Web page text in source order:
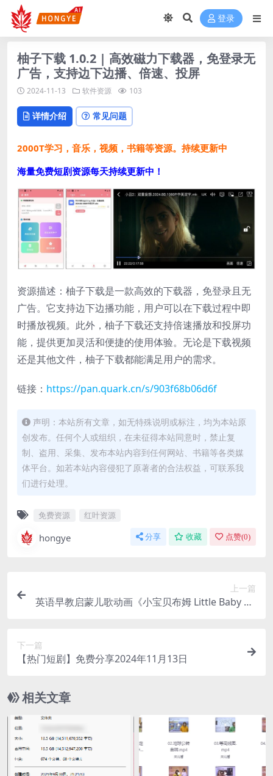
登录
柚子下载 1.0.2 | 高效磁力下载器，免登录无
广告，支持边下边播、倍速、投屏
2024-11-13 软件资源 103
详情介绍 常见问题
2000T学习，音乐，视频，书籍等资源。持续更新中
海量免费短剧资源每天持续更新中！
资源描述：柚子下载是一款高效的下载器，免登录且无
广告。它支持边下边播功能，用户可以在下载过程中即
时播放视频。此外，柚子下载还支持倍速播放和投屏功
能，提供更加灵活和便捷的使用体验。无论是下载视频
还是其他文件，柚子下载都能满足用户的需求。
链接： https://pan.quark.cn/s/903f68b06d6f
声明：本站所有文章，如无特殊说明或标注，均为本站原
创发布。任何个人或组织，在未征得本站同意时，禁止复
制、盗用、采集、发布本站内容到任何网站、书籍等各类媒
体平台。如若本站内容侵犯了原著者的合法权益，可联系我
们进行处理。
免费资源 红叶资源
hongye 分享 收藏 点赞(0)
上一篇
英语早教启蒙儿歌动画《小宝贝布姆 Little Baby Bu
下一篇
【热门短剧】免费分享2024年11月13日
相关文章